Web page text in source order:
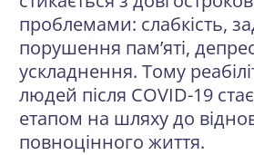
проблемами: слабкість,
порушення пам’яті,
ускладнення. Тому
людей після COVID-19
етапом на шляху до
повноцінного життя.